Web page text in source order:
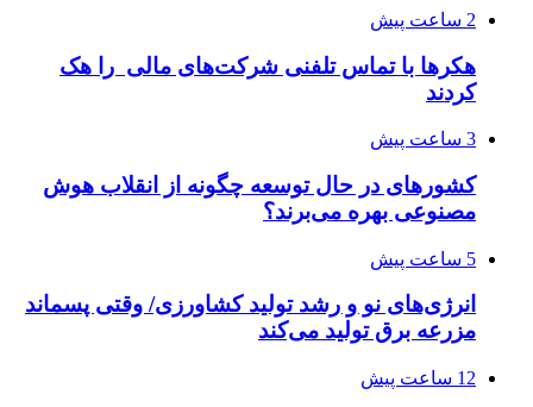
2 ساعت پیش
هکرها با تماس تلفنی شرکت‌های مالی را هک
کردند
3 ساعت پیش
کشورهای در حال توسعه چگونه از انقلاب هوش
مصنوعی بهره می‌برند؟
5 ساعت پیش
انرژی‌های نو و رشد تولید کشاورزی/ وقتی پسماند
مزرعه‌ برق تولید می‌کند
12 ساعت پیش